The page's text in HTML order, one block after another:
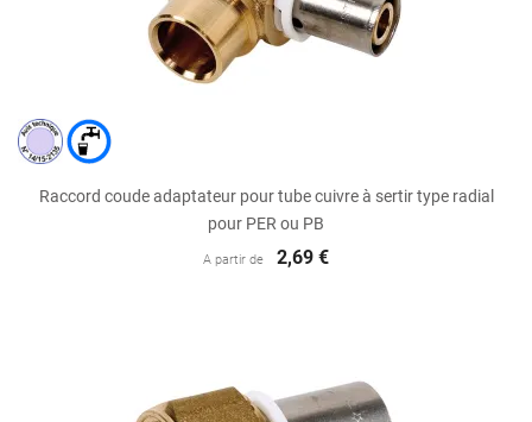
Raccord coude adaptateur pour tube cuivre à sertir type radial
pour PER ou PB
A partir de 2,69 €